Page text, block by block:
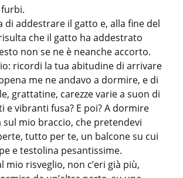
di addestrare il gatto e, alla fine del
che il gatto ha addestrato
non se ne è neanche accorto.
ricordi la tua abitudine di arrivare
me ne andavo a dormire, e di
grattatine, carezze varie a suon di
e vibranti fusa? E poi? A dormire
mio braccio, che pretendevi
tutto per te, un balcone su cui
e testolina pesantissime.
mio risveglio, non c’eri già più,